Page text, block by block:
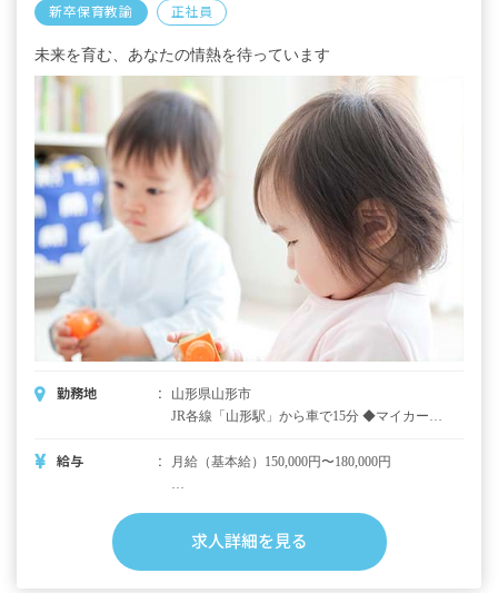
で一人暮らしの職員、世帯主の職員に支給※
※試用期間3カ月（条件の変更なし）
【モデル年収例】
・短大卒2年目
年収270万円（月給＋時間外手当＋別途支給手
当＋賞与）
・短大卒10年目
年収340万円（月給＋時間外手当＋別途支給手
当＋賞与）
年収300万円（月給＋時間外手当＋別途支給手
新卒保育教諭 正社員
未来を育む、あなたの情熱を待っています
勤務地
山形県山形市
JR各線「山形駅」から車で15分 ◆マイカー、
り） 住宅街の静かな立地にあり、落ち着いて
給与 月給（基本給）150,000円〜180,000円
賞与年2回 計約3カ月分※昨年度実績
・別途支給
求人詳細を見る